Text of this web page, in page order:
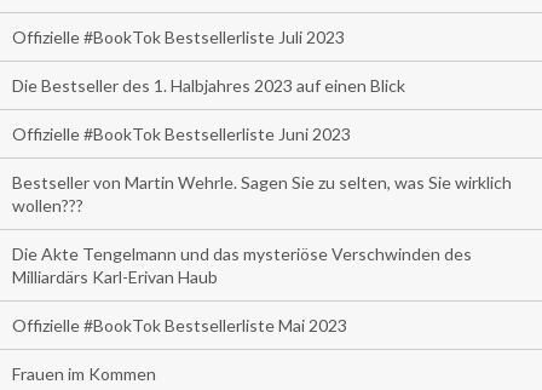
Offizielle #BookTok Bestsellerliste Juli 2023
Die Bestseller des 1. Halbjahres 2023 auf einen Blick
Offizielle #BookTok Bestsellerliste Juni 2023
Bestseller von Martin Wehrle. Sagen Sie zu selten, was Sie wirklich
wollen???
Die Akte Tengelmann und das mysteriöse Verschwinden des
Milliardärs Karl-Erivan Haub
Offizielle #BookTok Bestsellerliste Mai 2023
Frauen im Kommen